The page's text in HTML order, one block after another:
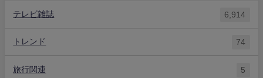
テレビ雑誌 6,914
トレンド 74
旅行関連 5